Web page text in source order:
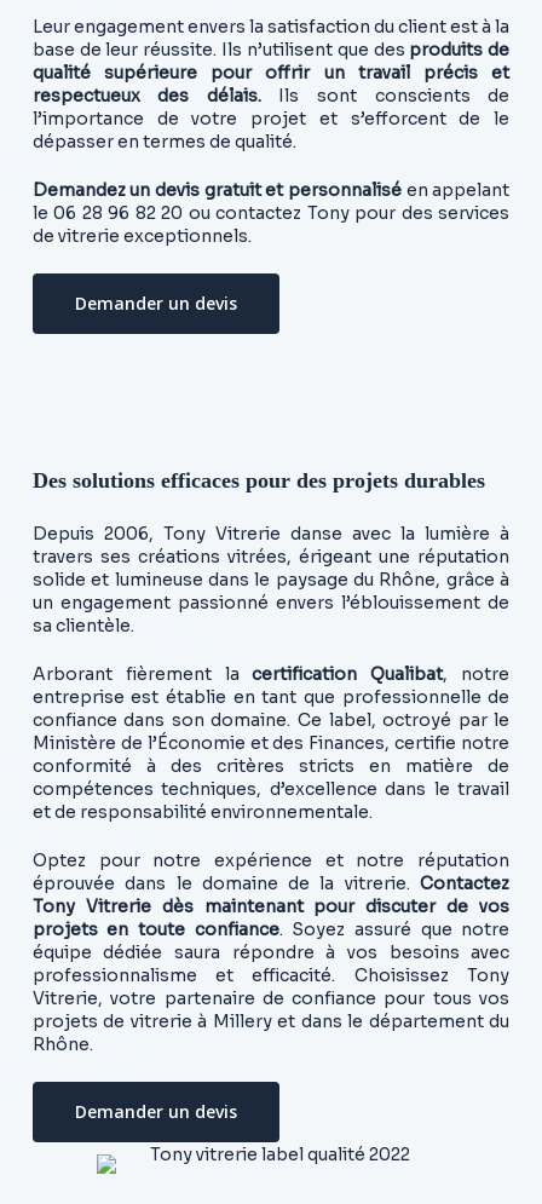
Leur engagement envers la satisfaction du client est à la
base de leur réussite. Ils n’utilisent que des produits de
qualité supérieure pour offrir un travail précis et
respectueux des délais.Ils sont conscients de
l’importance de votre projet et s’efforcent de le
dépasser en termes de qualité.
Demandez un devis gratuit et personnaliséen appelant
le 06 28 96 82 20 ou contactez Tony pour des services
de vitrerie exceptionnels.
Demander un devis
Des solutions efficaces pour des projets durables
Depuis 2006, Tony Vitrerie danse avec la lumière à
travers ses créations vitrées, érigeant une réputation
solide et lumineuse dans le paysage du Rhône, grâce à
un engagement passionné envers l’éblouissement de
sa clientèle.
Arborant fièrement lacertification Qualibat, notre
entreprise est établie en tant que professionnelle de
confiance dans son domaine. Ce label, octroyé par le
Ministère de l’Économie et des Finances, certifie notre
conformité à des critères stricts en matière de
compétences techniques, d’excellence dans le travail
et de responsabilité environnementale.
Optez pour notre expérience et notre réputation
éprouvée dans le domaine de la vitrerie.Contactez
Tony Vitrerie dès maintenant pour discuter de vos
projets en toute confiance. Soyez assuré que notre
équipe dédiée saura répondre à vos besoins avec
professionnalisme et efficacité. Choisissez Tony
Vitrerie, votre partenaire de confiance pour tous vos
projets de vitrerie à Millery et dans le département du
Rhône.
Demander un devis